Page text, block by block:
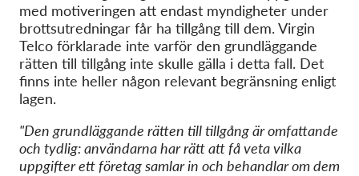
med motiveringen att endast myndigheter under
brottsutredningar får ha tillgång till dem. Virgin
Telco förklarade inte varför den grundläggande
rätten till tillgång inte skulle gälla i detta fall. Det
finns inte heller någon relevant begränsning enligt
lagen.
"Den grundläggande rätten till tillgång är omfattande
och tydlig: användarna har rätt att få veta vilka
uppgifter ett företag samlar in och behandlar om dem